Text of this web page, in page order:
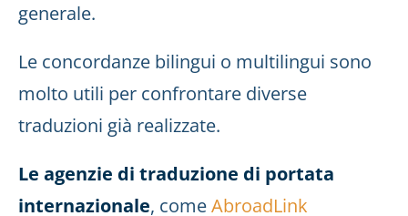
generale.
Le concordanze bilingui o multilingui sono
molto utili per confrontare diverse
traduzioni già realizzate.
Le agenzie di traduzione di portata
internazionale, comeAbroadLink